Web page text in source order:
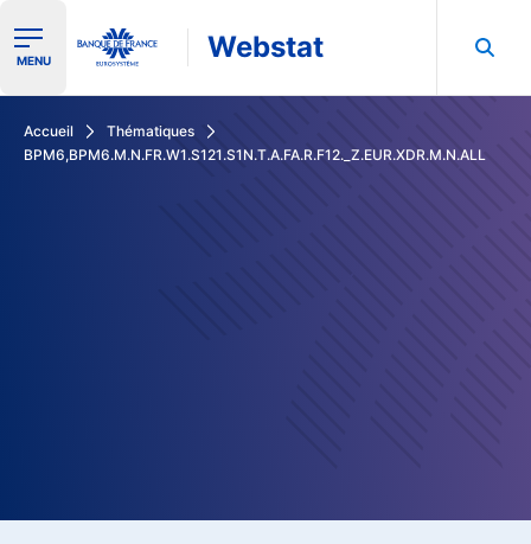
Ouvrir le menu de navigation
MENU Webstat
Accueil
Thématiques
BPM6,BPM6.M.N.FR.W1.S121.S1N.T.A.FA.R.F12._Z.EUR.XDR.M.N.ALL